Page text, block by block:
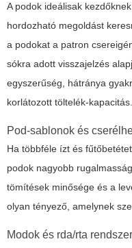
A podok ideálisak
hordozható megoldást
a podokat a patron
sókra adott visszajelzés
egyszerűség, hátránya
korlátozott töltelék-kapacitás.
Pod-sablonok és
Ha többféle ízt és
podok nagyobb
tömítések minősége és a
olyan tényező, amelynek
Modok és rda/rta